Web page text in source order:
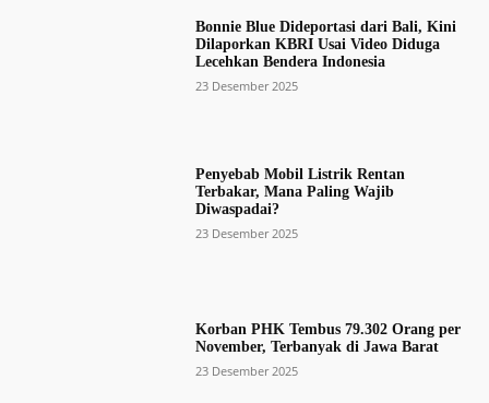
Bonnie Blue Dideportasi dari Bali, Kini
Dilaporkan KBRI Usai Video Diduga
Lecehkan Bendera Indonesia
23 Desember 2025
Penyebab Mobil Listrik Rentan
Terbakar, Mana Paling Wajib
Diwaspadai?
23 Desember 2025
Korban PHK Tembus 79.302 Orang per
November, Terbanyak di Jawa Barat
23 Desember 2025